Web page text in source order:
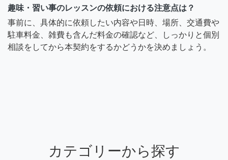
趣味・習い事のレッスンの依頼における注意点は？
事前に、具体的に依頼したい内容や日時、場所、交通費や
駐車料金、雑費も含んだ料金の確認など、しっかりと個別
相談をしてから本契約をするかどうかを決めましょう。
カテゴリーから探す